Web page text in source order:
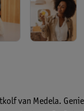
van Medela.